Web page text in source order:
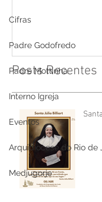
Cifras
Padre Godofredo
Padre Mottinha
Interno Igreja
Eventos
Arquidiocese do Rio de
Medjugorje
Posts Recentes